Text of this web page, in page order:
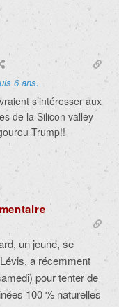
6 ans.
s’intéresser aux
de la Silicon valley
Trump!!
un jeune, se
a récemment
pour tenter de
100 % naturelles